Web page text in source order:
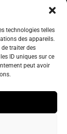
technologies telles
des appareils.
traiter des
ID uniques sur ce
peut avoir
d’utilisation